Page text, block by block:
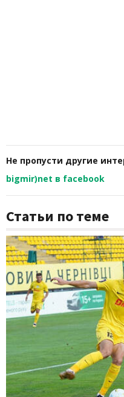
Не пропусти другие
bigmir)net в facebook
Статьи по теме